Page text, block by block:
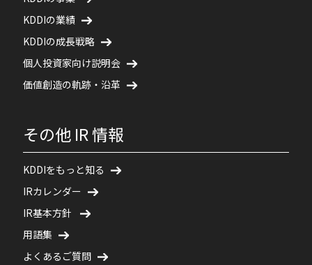
KDDIの業績
KDDIの成長戦略
個人投資家向け説明会
価値創造の軌跡・沿革
その他 IR 情報
KDDIをもっと知る
IRカレンダー
IR基本方針
用語集
よくあるご質問